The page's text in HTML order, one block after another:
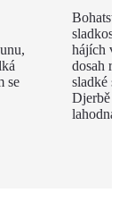
se
hájích
dosah
sladké
Djerbě